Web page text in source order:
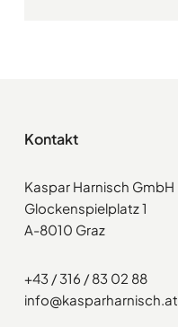
Kontakt
Kaspar Harnisch GmbH
Glockenspielplatz 1
A-8010 Graz
+43 / 316 / 83 02 88
info@kasparharnisch.at